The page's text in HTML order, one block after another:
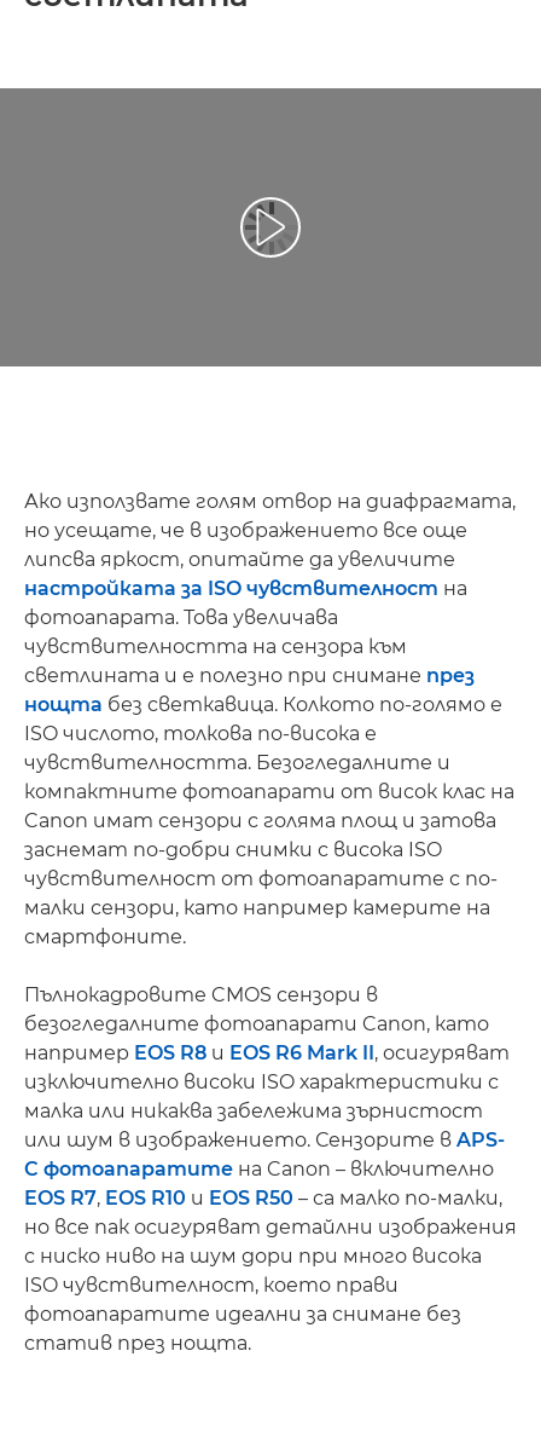
Възпроизведете видео
Ако използвате голям отвор на диафрагмата,
но усещате, че в изображението все още
липсва яркост, опитайте да увеличите
настройката за ISO чувствителност на
фотоапарата. Това увеличава
чувствителността на сензора към
светлината и е полезно при снимане през
нощта без светкавица. Колкото по-голямо е
ISO числото, толкова по-висока е
чувствителността. Безогледалните и
компактните фотоапарати от висок клас на
Canon имат сензори с голяма площ и затова
заснемат по-добри снимки с висока ISO
чувствителност от фотоапаратите с по-
малки сензори, като например камерите на
смартфоните.
Пълнокадровите CMOS сензори в
безогледалните фотоапарати Canon, като
например EOS R8 и EOS R6 Mark II, осигуряват
изключително високи ISO характеристики с
малка или никаква забележима зърнистост
или шум в изображението. Сензорите в APS-
C фотоапаратите на Canon – включително
EOS R7, EOS R10 и EOS R50 – са малко по-малки,
но все пак осигуряват детайлни изображения
с ниско ниво на шум дори при много висока
ISO чувствителност, което прави
фотоапаратите идеални за снимане без
статив през нощта.